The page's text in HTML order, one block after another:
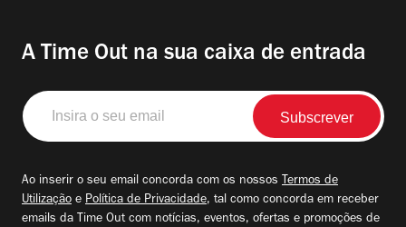
A Time Out na sua caixa de entrada
Insira
o
seu
Ao inserir o seu email concorda com os nossos Termos de
Utilização e Política de Privacidade, tal como concorda em receber
emails da Time Out com notícias, eventos, ofertas e promoções de